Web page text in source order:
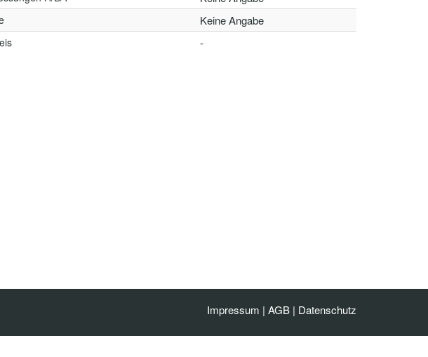
Keine Angabe
-
Impressum | AGB | Datenschutz